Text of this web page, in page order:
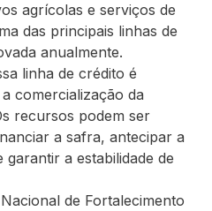
agrícolas e serviços de
das principais linhas de
anualmente.
linha de crédito é
comercialização da
recursos podem ser
a safra, antecipar a
a estabilidade de
de Fortalecimento